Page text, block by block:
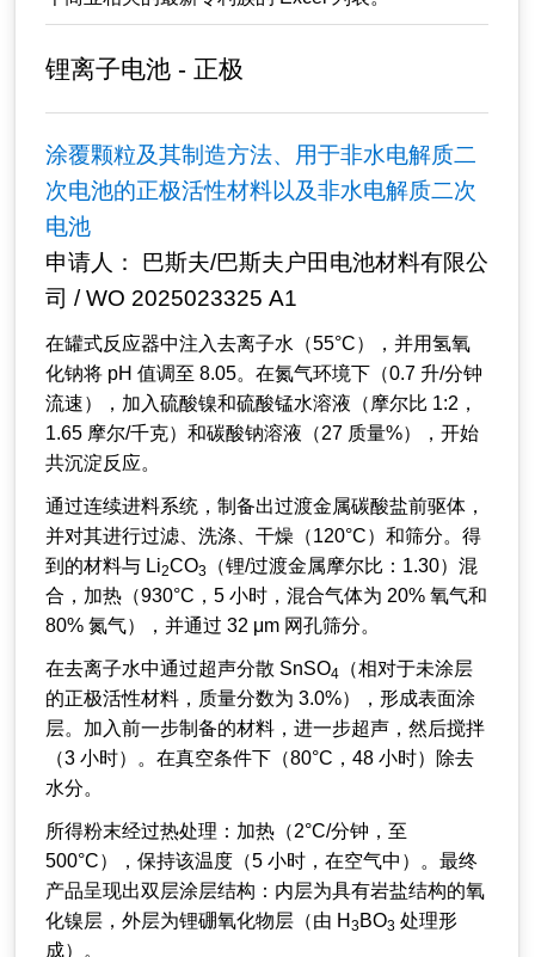
锂离子电池 - 正极
涂覆颗粒及其制造方法、用于非水电解质二
次电池的正极活性材料以及非水电解质二次
电池
申请人： 巴斯夫/巴斯夫户田电池材料有限公
司 / WO 2025023325 A1
在罐式反应器中注入去离子水（55°C），并用氢氧
化钠将 pH 值调至 8.05。在氮气环境下（0.7 升/分钟
流速），加入硫酸镍和硫酸锰水溶液（摩尔比 1:2，
1.65 摩尔/千克）和碳酸钠溶液（27 质量%），开始
共沉淀反应。
通过连续进料系统，制备出过渡金属碳酸盐前驱体，
并对其进行过滤、洗涤、干燥（120°C）和筛分。得
到的材料与 Li2CO3
（锂/过渡金属摩尔比：1.30）混
合，加热（930°C，5 小时，混合气体为 20% 氧气和
80% 氮气），并通过 32 μm 网孔筛分。
在去离子水中通过超声分散 SnSO4
（相对于未涂层
的正极活性材料，质量分数为 3.0%），形成表面涂
层。加入前一步制备的材料，进一步超声，然后搅拌
（3 小时）。在真空条件下（80°C，48 小时）除去
水分。
所得粉末经过热处理：加热（2°C/分钟，至
500°C），保持该温度（5 小时，在空气中）。最终
产品呈现出双层涂层结构：内层为具有岩盐结构的氧
化镍层，外层为锂硼氧化物层（由 H 3BO3 处理形
成）。